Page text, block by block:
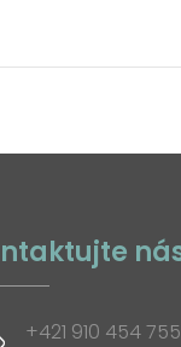
+421 910 454 755